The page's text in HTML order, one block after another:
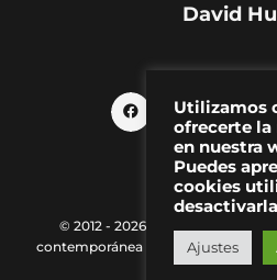
David
© 2012 - 2026 MAKMA | Revista
contemporánea |
Política de
Utilizamos
ofrecerte la
en nuestra
Puedes
cookies
Ajustes